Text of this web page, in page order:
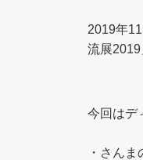
2019年
流展2019
今回はデ
・さん